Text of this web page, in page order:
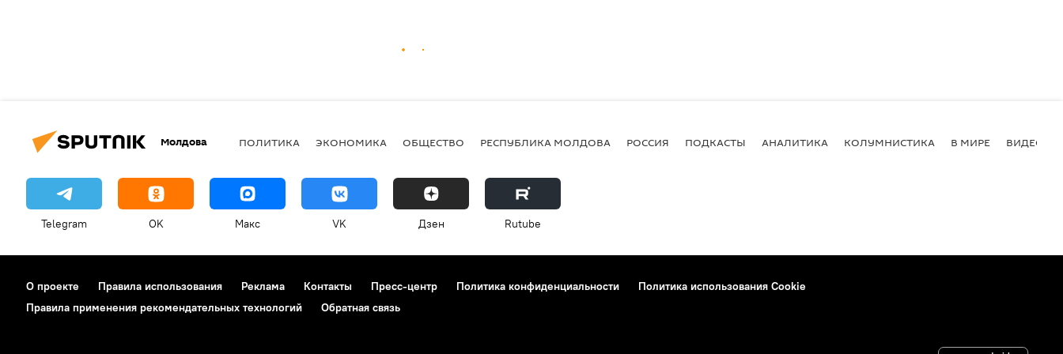
Молдова ПОЛИТИКА ЭКОНОМИКА ОБЩЕСТВО РЕСПУБЛИКА МОЛДОВА РОССИЯ ПОДКАСТЫ АНАЛИТИКА КОЛУМНИСТИКА В МИРЕ ВИДЕО
Telegram OK Макс VK Дзен Rutube
О проекте Правила использования Реклама Контакты Пресс-центр Политика конфиденциальности
Политика использования Cookie
Правила применения рекомендательных технологий
Обратная связь